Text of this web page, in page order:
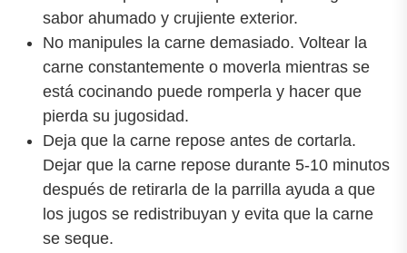
sabor ahumado y crujiente exterior.
No manipules la carne demasiado. Voltear la
carne constantemente o moverla mientras se
está cocinando puede romperla y hacer que
pierda su jugosidad.
Deja que la carne repose antes de cortarla.
Dejar que la carne repose durante 5-10 minutos
después de retirarla de la parrilla ayuda a que
los jugos se redistribuyan y evita que la carne
se seque.